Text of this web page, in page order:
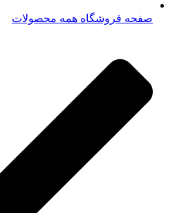
صفحه فروشگاه همه محصولات​